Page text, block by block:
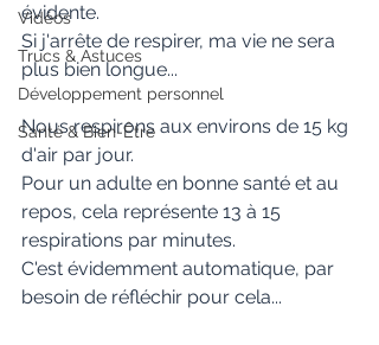
Vidéos
Trucs & Astuces
Développement personnel
Santé & Bien-Être
évidente.
Si j'arrête de respirer, ma vie ne sera
plus bien longue...
Nous respirons aux environs de 15 kg
d'air par jour.
Pour un adulte en bonne santé et au
repos, cela représente 13 à 15
respirations par minutes.
C'est évidemment automatique, par
besoin de réfléchir pour cela...